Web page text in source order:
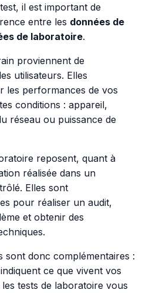
il est important de
entre les données de
de laboratoire.
proviennent de
utilisateurs. Elles
les performances de vos
conditions : appareil,
réseau ou puissance de
reposent, quant à
réalisée dans un
Elles sont
pour réaliser un audit,
et obtenir des
sont donc complémentaires :
ce que vivent vos
tests de laboratoire vous